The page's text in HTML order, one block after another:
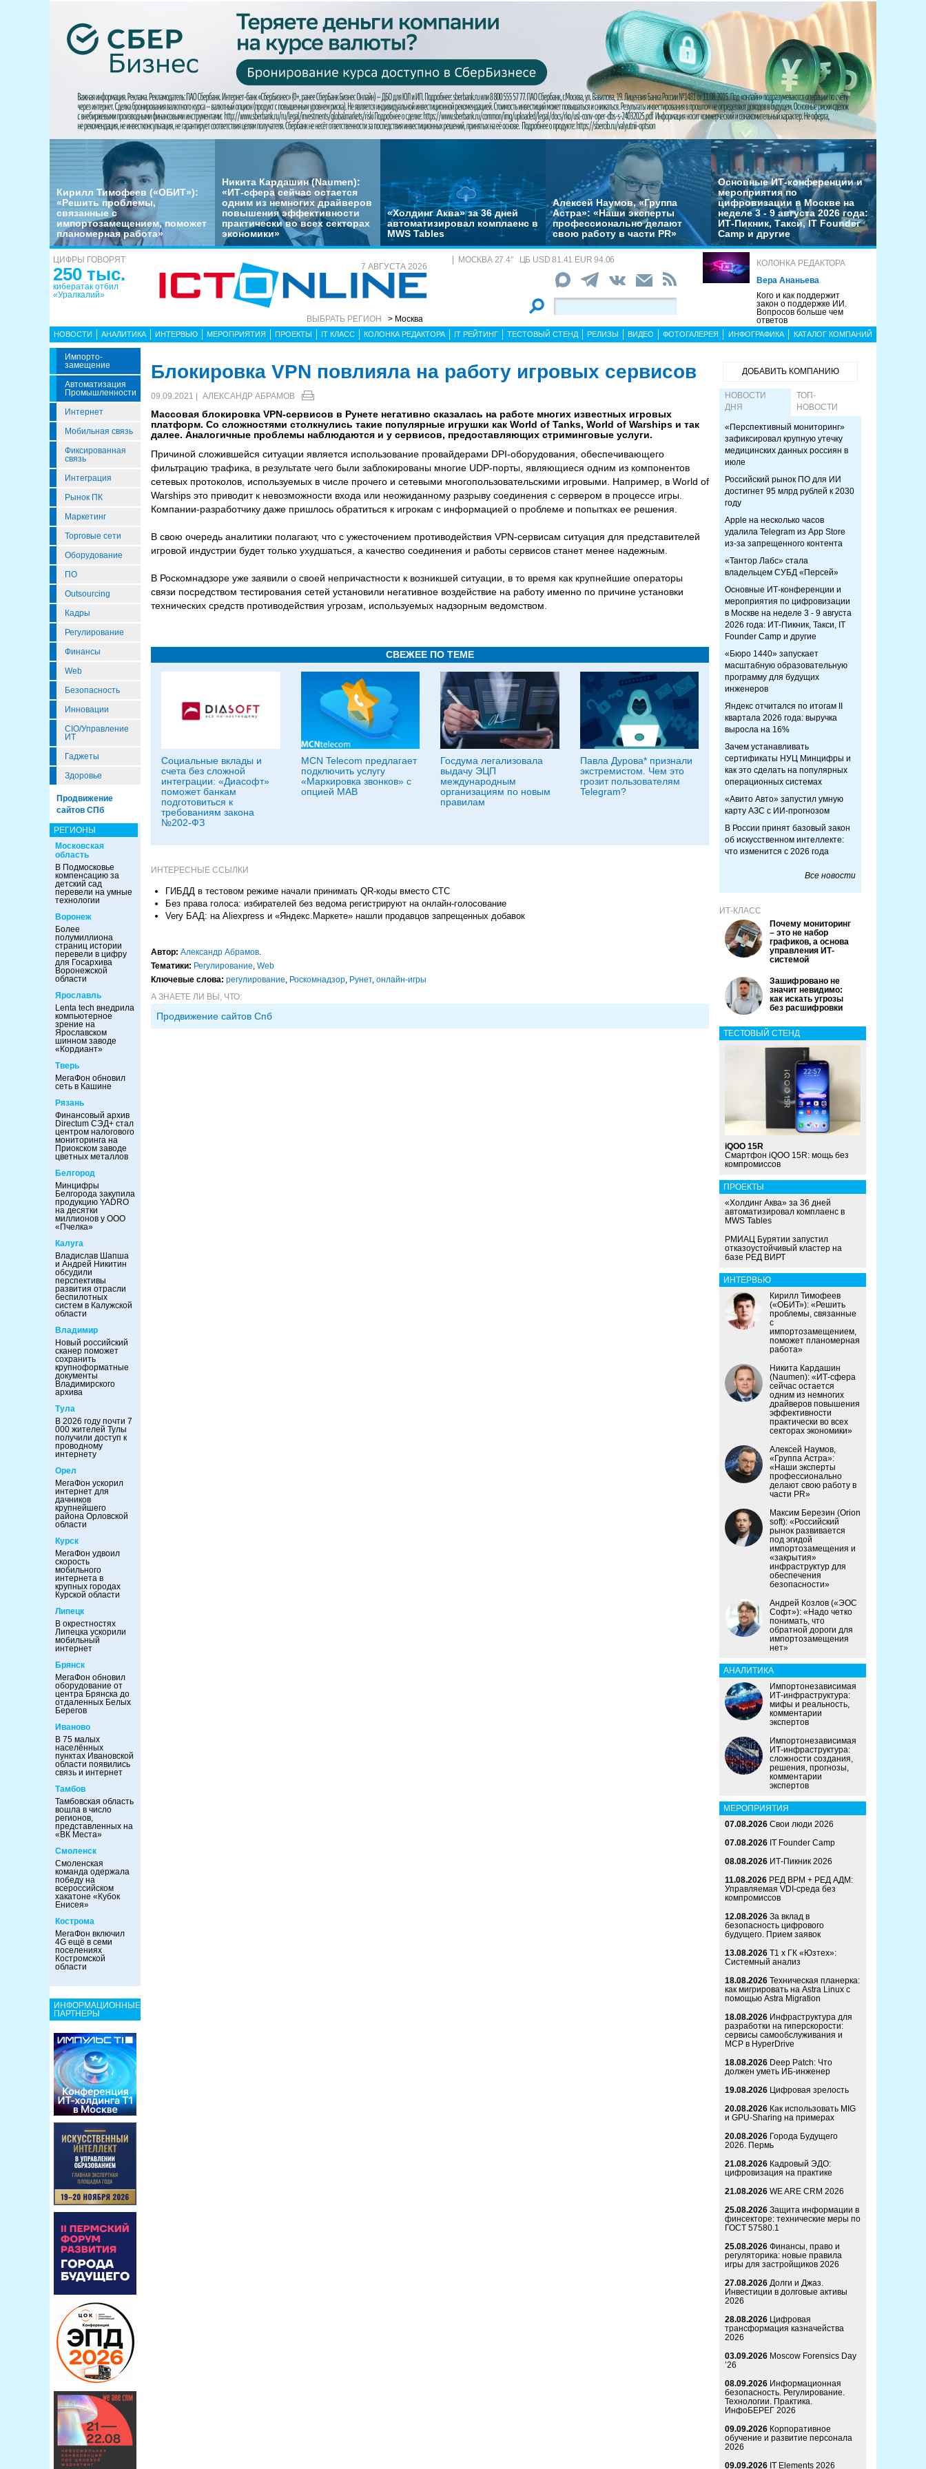
Кирилл Тимофеев («ОБИТ»):
«Решить проблемы,
связанные с
импортозамещением, поможет
планомерная работа»
Никита Кардашин (Naumen):
«ИТ-сфера сейчас остается
одним из немногих драйверов
повышения эффективности
практически во всех секторах
экономики»
«Холдинг Аква» за 36 дней
автоматизировал комплаенс в
MWS Tables
Алексей Наумов, «Группа
Астра»: «Наши эксперты
профессионально делают
свою работу в части PR»
Основные ИТ-конференции и
мероприятия по
цифровизации в Москве на
неделе 3 - 9 августа 2026 года:
ИТ-Пикник, Такси, IT Founder
Camp и другие
ЦИФРЫ ГОВОРЯТ
250 тыс.
кибератак отбил
«Уралкалий»
7 АВГУСТА 2026
ВЫБРАТЬ РЕГИОН > Москва
МОСКВА 27.4° ЦБ USD 81.41 EUR 94.06
КОЛОНКА РЕДАКТОРА
Вера Ананьева
Кого и как поддержит
закон о поддержке ИИ.
Вопросов больше чем
ответов
НОВОСТИ АНАЛИТИКА ИНТЕРВЬЮ МЕРОПРИЯТИЯ ПРОЕКТЫ IT КЛАСС КОЛОНКА РЕДАКТОРА IT РЕЙТИНГ ТЕСТОВЫЙ СТЕНД РЕЛИЗЫ ВИДЕО ФОТОГАЛЕРЕЯ ИНФОГРАФИКА КАТАЛОГ КОМПАНИЙ
Импорто­
Замещение
Автоматизация
Промышленности
Интернет
Мобильная связь
Фиксированная
связь
Интеграция
Рынок ПК
Маркетинг
Торговые сети
Оборудование
ПО
Outsourcing
Кадры
Регулирование
Финансы
Web
Безопасность
Инновации
CIO/Управление
ИТ
Гаджеты
Здоровье
Продвижение
сайтов СПб
РЕГИОНЫ
Московская
область
В Подмосковье
компенсацию за
детский сад
перевели на умные
технологии
Воронеж
Более
полумиллиона
страниц истории
перевели в цифру
для Госархива
Воронежской
области
Ярославль
Lenta tech внедрила
компьютерное
зрение на
Ярославском
шинном заводе
«Кордиант»
Тверь
МегаФон обновил
сеть в Кашине
Рязань
Финансовый архив
Directum СЭД+ стал
центром налогового
мониторинга на
Приокском заводе
цветных металлов
Белгород
Минцифры
Белгорода закупила
продукцию YADRO
на десятки
миллионов у ООО
«Пчелка»
Калуга
Владислав Шапша
и Андрей Никитин
обсудили
перспективы
развития отрасли
беспилотных
систем в Калужской
области
Владимир
Новый российский
сканер поможет
сохранить
крупноформатные
документы
Владимирского
архива
Тула
В 2026 году почти 7
000 жителей Тулы
получили доступ к
проводному
интернету
Орел
МегаФон ускорил
интернет для
дачников
крупнейшего
района Орловской
области
Курск
МегаФон удвоил
скорость
мобильного
интернета в
крупных городах
Курской области
Липецк
В окрестностях
Липецка ускорили
мобильный
интернет
Брянск
МегаФон обновил
оборудование от
центра Брянска до
отдаленных Белых
Берегов
Иваново
В 75 малых
населённых
пунктах Ивановской
области появились
связь и интернет
Тамбов
Тамбовская область
вошла в число
регионов,
представленных на
«ВК Места»
Смоленск
Смоленская
команда одержала
победу на
всероссийском
хакатоне «Кубок
Енисея»
Кострома
МегаФон включил
4G ещё в семи
поселениях
Костромской
области
ИНФОРМАЦИОННЫЕ
ПАРТНЕРЫ
Блокировка VPN повлияла на работу игровых сервисов
09.09.2021 | АЛЕКСАНДР АБРАМОВ
Массовая блокировка VPN-сервисов в Рунете негативно сказалась на работе многих известных игровых
платформ. Со сложностями столкнулись такие популярные игрушки как World of Tanks, World of Warships и так
далее. Аналогичные проблемы наблюдаются и у сервисов, предоставляющих стриминговые услуги.
Причиной сложившейся ситуации является использование провайдерами DPI-оборудования, обеспечивающего
фильтрацию трафика, в результате чего были заблокированы многие UDP-порты, являющиеся одним из компонентов
сетевых протоколов, используемых в числе прочего и сетевыми многопользовательскими игровыми. Например, в World of
Warships это приводит к невозможности входа или неожиданному разрыву соединения с сервером в процессе игры.
Компании-разработчику даже пришлось обратиться к игрокам с информацией о проблеме и попытках ее решения.
В свою очередь аналитики полагают, что с ужесточением противодействия VPN-сервисам ситуация для представителей
игровой индустрии будет только ухудшаться, а качество соединения и работы сервисов станет менее надежным.
В Роскомнадзоре уже заявили о своей непричастности к возникшей ситуации, в то время как крупнейшие операторы
связи посредством тестирования сетей установили негативное воздействие на работу именно по причине установки
технических средств противодействия угрозам, используемых надзорным ведомством.
СВЕЖЕЕ ПО ТЕМЕ
Социальные вклады и
счета без сложной
интеграции: «Диасофт»
поможет банкам
подготовиться к
требованиям закона
№202-ФЗ
MCN Telecom предлагает
подключить услугу
«Маркировка звонков» с
опцией МАВ
Госдума легализовала
выдачу ЭЦП
международным
организациям по новым
правилам
Павла Дурова* признали
экстремистом. Чем это
грозит пользователям
Telegram?
ИНТЕРЕСНЫЕ ССЫЛКИ
ГИБДД в тестовом режиме начали принимать QR-коды вместо СТС
Без права голоса: избирателей без ведома регистрируют на онлайн-голосование
Very БАД: на Aliexpress и «Яндекс.Маркете» нашли продавцов запрещенных добавок
Автор: Александр Абрамов.
Тематики: Регулирование, Web
Ключевые слова: регулирование, Роскомнадзор, Рунет, онлайн-игры
А ЗНАЕТЕ ЛИ ВЫ, ЧТО:
Продвижение сайтов Спб
ДОБАВИТЬ КОМПАНИЮ
НОВОСТИ
ДНЯ
ТОП-
НОВОСТИ
«Перспективный мониторинг»
зафиксировал крупную утечку
медицинских данных россиян в
июле
Российский рынок ПО для ИИ
достигнет 95 млрд рублей к 2030
году
Apple на несколько часов
удалила Telegram из App Store
из-за запрещенного контента
«Тантор Лабс» стала
владельцем СУБД «Персей»
Основные ИТ-конференции и
мероприятия по цифровизации
в Москве на неделе 3 - 9 августа
2026 года: ИТ-Пикник, Такси, IT
Founder Camp и другие
«Бюро 1440» запускает
масштабную образовательную
программу для будущих
инженеров
Яндекс отчитался по итогам II
квартала 2026 года: выручка
выросла на 16%
Зачем устанавливать
сертификаты НУЦ Минцифры и
как это сделать на популярных
операционных системах
«Авито Авто» запустил умную
карту АЗС с ИИ-прогнозом
В России принят базовый закон
об искусственном интеллекте:
что изменится с 2026 года
Все новости
ИТ-КЛАСС
Почему мониторинг
– это не набор
графиков, а основа
управления ИТ-
системой
Зашифровано не
значит невидимо:
как искать угрозы
без расшифровки
ТЕСТОВЫЙ СТЕНД
iQOO 15R
Смартфон iQOO 15R: мощь без
компромиссов
ПРОЕКТЫ
«Холдинг Аква» за 36 дней
автоматизировал комплаенс в
MWS Tables
РМИАЦ Бурятии запустил
отказоустойчивый кластер на
базе РЕД ВИРТ
ИНТЕРВЬЮ
Кирилл Тимофеев
(«ОБИТ»): «Решить
проблемы, связанные
с
импортозамещением,
поможет планомерная
работа»
Никита Кардашин
(Naumen): «ИТ-сфера
сейчас остается
одним из немногих
драйверов повышения
эффективности
практически во всех
секторах экономики»
Алексей Наумов,
«Группа Астра»:
«Наши эксперты
профессионально
делают свою работу в
части PR»
Максим Березин (Orion
soft): «Российский
рынок развивается
под эгидой
импортозамещения и
«закрытия»
инфраструктур для
обеспечения
безопасности»
Андрей Козлов («ЭОС
Софт»): «Надо четко
понимать, что
обратной дороги для
импортозамещения
нет»
АНАЛИТИКА
Импортонезависимая
ИТ-инфраструктура:
мифы и реальность,
комментарии
экспертов
Импортонезависимая
ИТ-инфраструктура:
сложности создания,
решения, прогнозы,
комментарии
экспертов
МЕРОПРИЯТИЯ
07.08.2026 Свои люди 2026
07.08.2026 IT Founder Camp
08.08.2026 ИТ-Пикник 2026
11.08.2026 РЕД ВРМ + РЕД АДМ:
Управляемая VDI-среда без
компромиссов
12.08.2026 За вклад в
безопасность цифрового
будущего. Прием заявок
13.08.2026 Т1 x ГК «Юзтех»:
Системный анализ
18.08.2026 Техническая планерка:
как мигрировать на Astra Linux с
помощью Astra Migration
18.08.2026 Инфраструктура для
разработки на гиперскорости:
сервисы самообслуживания и
MCP в HyperDrive
18.08.2026 Deep Patch: Что
должен уметь ИБ-инженер
19.08.2026 Цифровая зрелость
20.08.2026 Как использовать MIG
и GPU-Sharing на примерах
20.08.2026 Города Будущего
2026. Пермь
21.08.2026 Кадровый ЭДО:
цифровизация на практике
21.08.2026 WE ARE CRM 2026
25.08.2026 Защита информации в
финсекторе: технические меры по
ГОСТ 57580.1
25.08.2026 Финансы, право и
регуляторика: новые правила
игры для застройщиков 2026
27.08.2026 Долги и Джаз.
Инвестиции в долговые активы
2026
28.08.2026 Цифровая
трансформация казначейства
2026
03.09.2026 Moscow Forensics Day
’26
08.09.2026 Информационная
безопасность. Регулирование.
Технологии. Практика.
ИнфоБЕРЕГ 2026
09.09.2026 Корпоративное
обучение и развитие персонала
2026
09.09.2026 IT Elements 2026